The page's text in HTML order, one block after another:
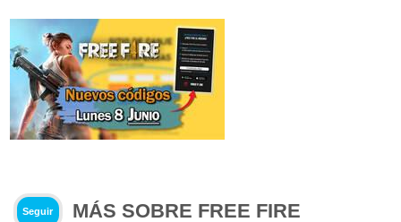
Seguir MÁS SOBRE FREE FIRE